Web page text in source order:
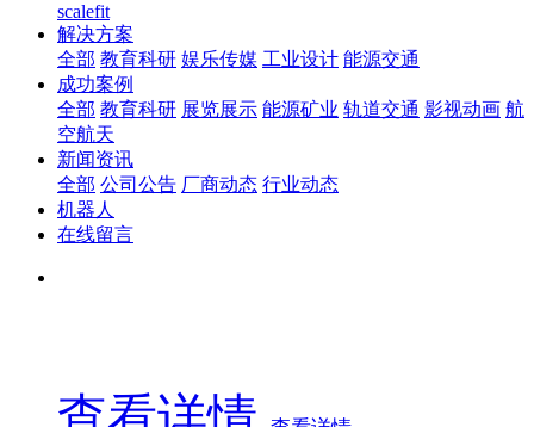
scalefit
解决方案
全部 教育科研 娱乐传媒 工业设计 能源交通
成功案例
全部 教育科研 展览展示 能源矿业 轨道交通 影视动画 航
空航天
新闻资讯
全部 公司公告 厂商动态 行业动态
机器人
在线留言